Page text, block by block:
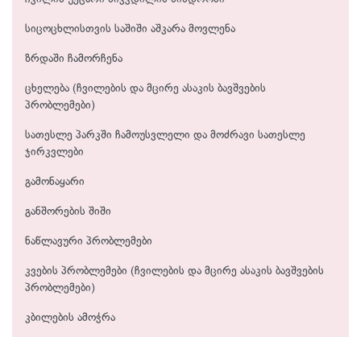
სიცოცხლისთვის საშიში აშკარა მოვლენა
ზრდაში ჩამორჩენა
ცხელება (ჩვილების და მცირე ასაკის ბავშვების
პრობლემები)
სათესლე პარკში ჩამოუსვლელი და მოძრავი სათესლე
ჯირკვლები
გამონაყარი
განშორების შიში
ნაწლავური პრობლემები
კვების პრობლემები (ჩვილების და მცირე ასაკის ბავშვების
პრობლემები)
კბილების ამოჭრა